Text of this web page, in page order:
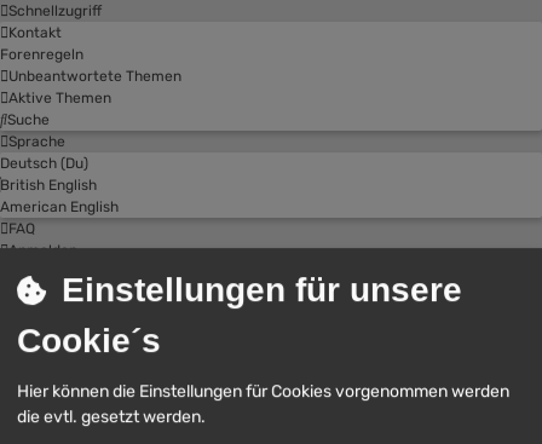
Schnellzugriff
Kontakt
Forenregeln
Unbeantwortete Themen
Aktive Themen
Suche
Sprache
Deutsch (Du)
British English
American English
FAQ
Anmelden
Registrieren
Stormdragons
Zum Inhalt
Erweiterte
Einstellungen für unsere
Cookie´s
Hier können die Einstellungen für Cookies vorgenommen werden
die evtl. gesetzt werden.